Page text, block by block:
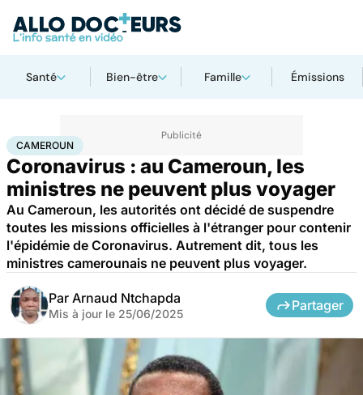
Santé Bien-être Famille Émissions
AccueilSanté Maladies Maladies infectieuses
CAMEROUN
Coronavirus : au Cameroun, les
ministres ne peuvent plus voyager
Au Cameroun, les autorités ont décidé de suspendre
toutes les missions officielles à l'étranger pour contenir
l'épidémie de Coronavirus. Autrement dit, tous les
ministres camerounais ne peuvent plus voyager.
Par Arnaud Ntchapda
Mis à jour le 25/06/2025
Partager